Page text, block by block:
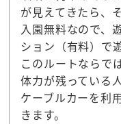
が見えてきたら、
入園無料なので、
ション（有料）で
このルートならで
体力が残っている
ケーブルカーを利
きます。